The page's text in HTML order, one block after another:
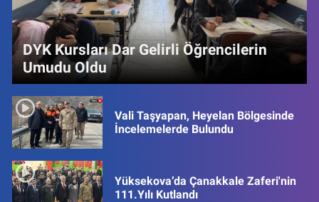
DYK Kursları Dar Gelirli Öğrencilerin
Umudu Oldu
Vali Taşyapan, Heyelan Bölgesinde
İncelemelerde Bulundu
Yüksekova’da Çanakkale Zaferi'nin
111.Yılı Kutlandı